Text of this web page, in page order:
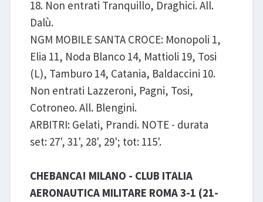
18. Non entrati Tranquillo, Draghici. All.
Dalù.
NGM MOBILE SANTA CROCE: Monopoli 1,
Elia 11, Noda Blanco 14, Mattioli 19, Tosi
(L), Tamburo 14, Catania, Baldaccini 10.
Non entrati Lazzeroni, Pagni, Tosi,
Cotroneo. All. Blengini.
ARBITRI: Gelati, Prandi. NOTE - durata
set: 27', 31', 28', 29'; tot: 115'.
CHEBANCA! MILANO - CLUB ITALIA
AERONAUTICA MILITARE ROMA 3-1 (21-